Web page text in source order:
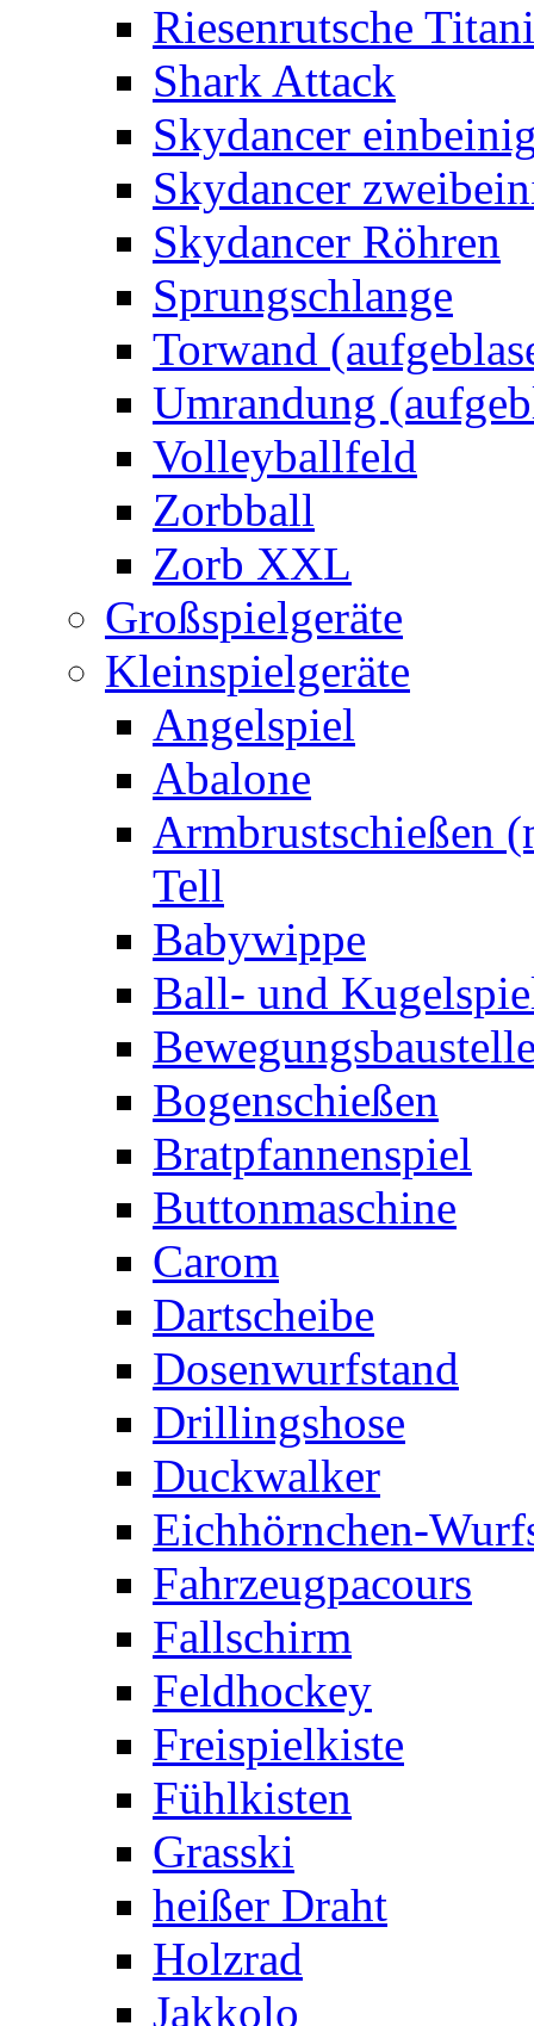
Riesenrutsche
Shark Attack
Skydancer
Skydancer
Skydancer Röhren
Sprungschlange
Torwand
Umrandung
Volleyballfeld
Zorbball
Zorb XXL
Großspielgeräte
Kleinspielgeräte
Angelspiel
Abalone
Armbrustschießen
Tell
Babywippe
Ball- und
Bogenschießen
Bratpfannenspiel
Buttonmaschine
Carom
Dartscheibe
Dosenwurfstand
Drillingshose
Duckwalker
Eichhörnchen-
Fahrzeugpacours
Fallschirm
Feldhockey
Freispielkiste
Fühlkisten
Grasski
heißer Draht
Holzrad
Jakkolo